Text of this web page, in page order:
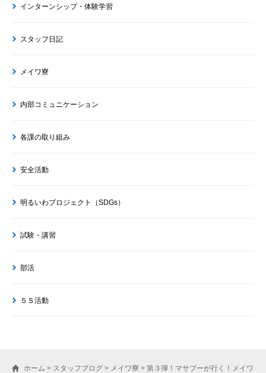
インターンシップ・体験学習
スタッフ日記
メイワ寮
内部コミュニケーション
各課の取り組み
安全活動
明るいわプロジェクト（SDGs）
試験・講習
部活
５Ｓ活動
ホーム > スタッフブログ > メイワ寮 > 第３弾！マサプーが行く！メイワ